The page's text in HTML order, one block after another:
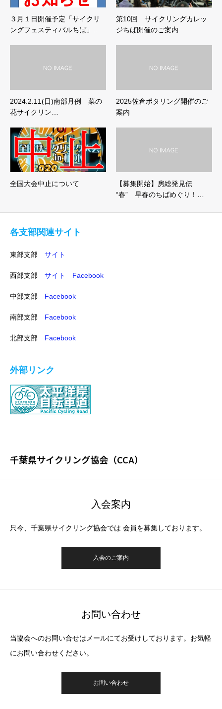
３月１日開催予定「サイクリ
ングフェスティバルちば」…
第10回 サイクリングカレッ
ジちば開催のご案内
2024.2.11(日)南部月例 菜の
花サイクリン…
2025佐倉ポタリング開催のご
案内
全国大会中止について
【募集開始】房総発見伝
“春” 早春のちばめぐり！…
各支部関連サイト
東部支部 サイト
西部支部 サイト Facebook
中部支部 Facebook
南部支部 Facebook
北部支部 Facebook
外部リンク
千葉県サイクリング協会（CCA）
入会案内
只今、千葉県サイクリング協会では 会員を募集しております。
入会のご案内
お問い合わせ
当協会へのお問い合せはメールにてお受けしております。お気軽
にお問い合わせください。
お問い合わせ